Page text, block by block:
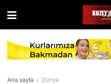
Ana sayfa Dünya